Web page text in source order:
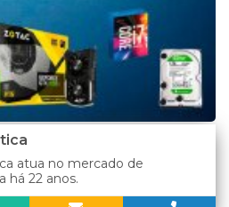
atua no mercado de
há 22 anos.